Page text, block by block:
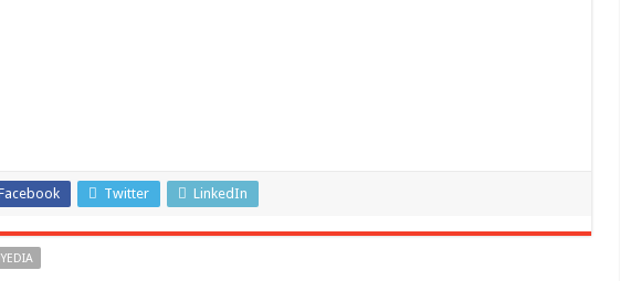
Twitter LinkedIn